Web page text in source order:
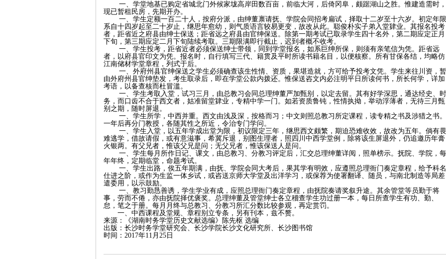
一、学堂地基已购定省城北门外候家垅高岸田数百亩，前临大河，后倚冈阜，颇踞湖山之胜。惟建造需时，
现已暂租民房，先期开办。
一、学生定额一百二十人，按府分派，由绅董禀请抚、学院会同招考扁试，择取十二岁至十六岁。初定年限
系自十四岁起至二十岁止，继思年愈幼，则气质语言较易更变，故改从此。聪俊朴实子弟入堂肄业。其报名投考
者，距省近之府县由绅士保送；距省远之府县由官绅保送。除第一期考试已取录学生四十名外，第二期应定正月
下旬，第三期应定二月下旬陆续考取。三期限满即行截止，迟到者概不收考。
一、学生投考，距省近者必须保送绅士带领，同到学堂报名，如系巨绅所保，则须有亲笔信为凭。距省远
者，以府县官印文为凭。报名时，自行填写三代、籍贯及平时所读书籍名目，以便核察。所有甘保各结，均略仿
江南储材学堂章程，列式于后。
一、外府州县官绅保送之学生必须确查该生性情、资质，果堪造就，方可给予投考文凭。学生来往川资，暂
由外府州县官绅垫发，考生取录后，即在学堂公款内拨还。惟保送咨文内必注明平日所读何书，所长何学，详加
考语，以备查核而杜冒滥。
一、学生考取入堂，试习三月，由总教习会同总理绅董严加甄别，以定去留。其有好学深思，通达经史、时
务，而口齿不合于西文者，姑准留堂肄业，专精中学一门。如若资质鲁钝，性情执拗，举动浮薄者，无待三月甄
别之期，随时屏退。
一、学生所学，中西并重。西文由浅及深，按格而习；中文则照总教习所定课程，读专精之书及涉猎之书。
一年后再分门教授，各随其性之所近，令治专门学问。
一、学生入堂，以五年学成出堂为限，初议限定三年，继思西文颇繁，期迫恐难收效，故改为五年。倘有畏
难逃学，借故请假，或有意滋事，希冀斥退，别图生理者，照四川中西学堂例，除将该生屏退外，仍追邀历年膏
火银两。有父兄者，惟该父兄是问；无父兄者，惟该保送人是问。
一、学生每月所作日记、课文，由总教习、分教习评定后，汇交总理绅董详阅，照单榜示。抚院、学院，每
年年终，定期临堂，命题考试。
一、学生出路，俟五年期满，由抚、学院会同大考后，果其学有明效，应遵照总理衙门奏定章程，给予科名
仕进之阶，或作为生监一体乡试，或咨送京师大学堂及出洋学习，或保荐为使署翻译、随员，与南北制造等局差
遣委用，以示鼓励。
一、教习勤恳善诱，学生学业有成，应照总理衙门奏定章程，由抚院奏请奖叙升途。其余管堂等员勤于将
事，劳而不倦，亦由抚院择优褒奖。总理绅董及管堂绅士各立稽查学生功过册一本，每日所查学生有功、勤、
怠，笔之于册。每月月终与总教习、分教习所汇分数比较参观，再定赏罚。
一、中西课程及堂规、章程别立专条，另有刊本，兹不赘。
来源：《湖南时务学堂历史文献选编》陈先枢 选编
出版：长沙时务学堂研究会、长沙学院长沙文化研究所、长沙图书馆
时间：2017年11月25日